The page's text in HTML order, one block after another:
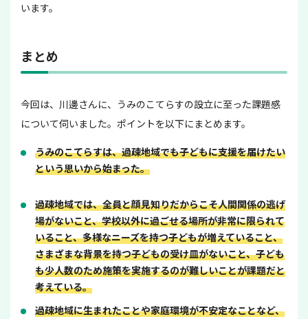
います。
まとめ
今回は、川邊さんに、うみのこてらすの設立に至った課題感
について伺いました。ポイントを以下にまとめます。
うみのこてらすは、過疎地域でも子どもに支援を届けたい
という思いから始まった。
過疎地域では、全員と顔見知りだからこそ人間関係の逃げ
場がないこと、学校以外に過ごせる場所が非常に限られて
いること、多様なニーズを持つ子どもが増えていること、
さまざまな背景を持つ子どもの受け皿がないこと、子ども
も少人数のため施策を実施するのが難しいことが課題だと
考えている。
過疎地域に生まれたことや家庭環境が不安定なことなど、